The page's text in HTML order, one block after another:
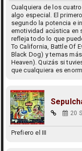
Cualquiera de los
algo especial. El
segundo la potencia e
emotividad acústica en
refleja todo lo que
To California, Battle Of
Black Dog) y temas
Heaven). Quizás si
que cualquiera es
20
Prefiero el III